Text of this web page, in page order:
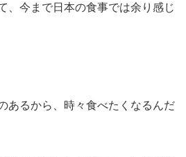
、今まで日本の食事では余り感じ
あるから、時々食べたくなるんだ